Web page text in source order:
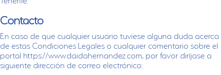
Contacto
En caso de que cualquier usuario tuviese alguna duda acerca
de estas Condiciones Legales o cualquier comentario sobre el
portal https://www.daidahernandez.com, por favor diríjase a
siguiente dirección de correo electrónico: